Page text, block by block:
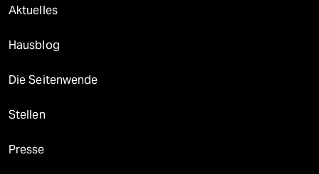
Aktuelles
Hausblog
Die Seitenwende
Stellen
Presse